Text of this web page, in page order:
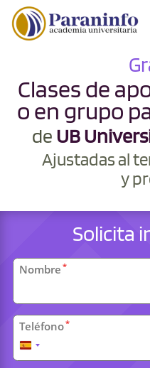
Clases de
o en grupo
de UB
Ajustadas al
y
Solicita
Datos
personales
Nombre *
Teléfono*
España